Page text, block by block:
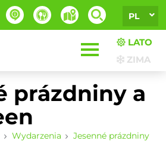
PL
LATO
ZIMA
prázdniny a
Wydarzenia
Jesenné prázdniny